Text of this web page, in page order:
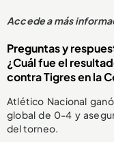
Accede a más
Preguntas y
¿Cuál fue el
contra Tigres en la
Atlético Nacional
global de 0-4 y
del torneo.